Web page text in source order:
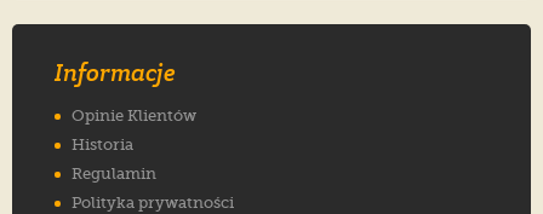
Informacje
Opinie Klientów
Historia
Regulamin
Polityka prywatności